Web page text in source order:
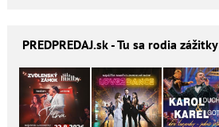
PREDPREDAJ.sk - Tu sa rodia zážitky